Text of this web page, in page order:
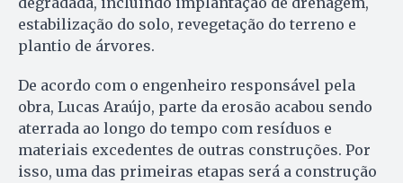
estabilização do solo, revegetação do terreno e
plantio de árvores.
De acordo com o engenheiro responsável pela
obra, Lucas Araújo, parte da erosão acabou sendo
aterrada ao longo do tempo com resíduos e
materiais excedentes de outras construções. Por
isso, uma das primeiras etapas será a construção